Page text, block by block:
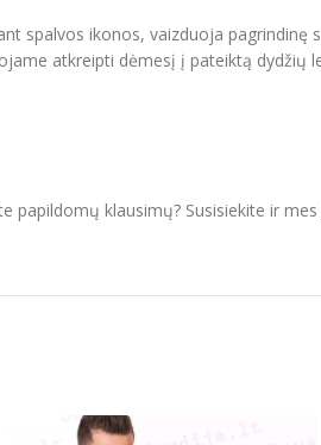
spalvos ikonos, vaizduoja pagrindinę
atkreipti dėmesį į pateiktą dydžių
papildomų klausimų? Susisiekite ir mes